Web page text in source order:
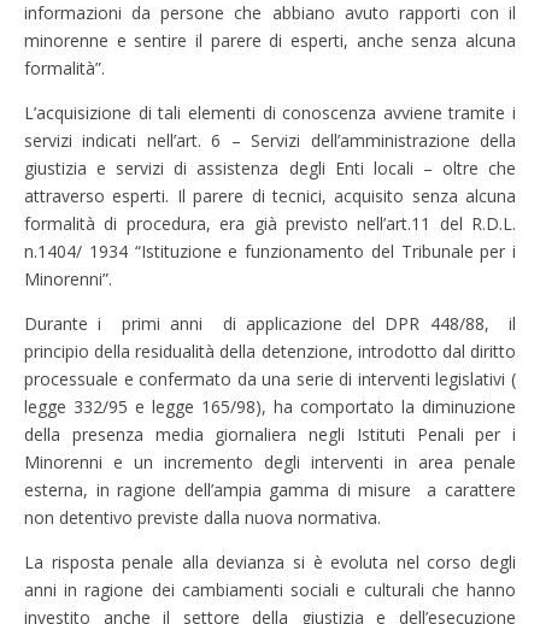
informazioni da persone che abbiano avuto rapporti con il
minorenne e sentire il parere di esperti, anche senza alcuna
formalità”.
L’acquisizione di tali elementi di conoscenza avviene tramite i
servizi indicati nell’art. 6 – Servizi dell’amministrazione della
giustizia e servizi di assistenza degli Enti locali – oltre che
attraverso esperti. Il parere di tecnici, acquisito senza alcuna
formalità di procedura, era già previsto nell’art.11 del R.D.L.
n.1404/ 1934 “Istituzione e funzionamento del Tribunale per i
Minorenni”.
Durante i primi anni di applicazione del DPR 448/88, il
principio della residualità della detenzione, introdotto dal diritto
processuale e confermato da una serie di interventi legislativi (
legge 332/95 e legge 165/98), ha comportato la diminuzione
della presenza media giornaliera negli Istituti Penali per i
Minorenni e un incremento degli interventi in area penale
esterna, in ragione dell’ampia gamma di misure a carattere
non detentivo previste dalla nuova normativa.
La risposta penale alla devianza si è evoluta nel corso degli
anni in ragione dei cambiamenti sociali e culturali che hanno
investito anche il settore della giustizia e dell’esecuzione